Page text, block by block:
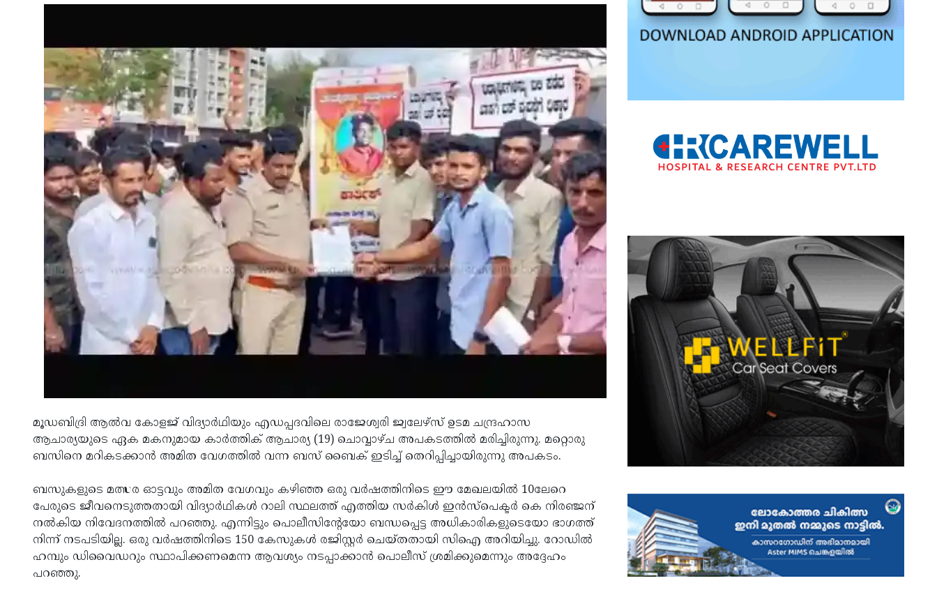
മൂഡബിദ്രി ആൽവ കോളജ് വിദ്യാർഥിയും എഡപ്പദവിലെ രാജേശ്വരി ജ്വലേഴ്സ് ഉടമ ചന്ദ്രഹാസ
ആചാര്യയുടെ ഏക മകനുമായ കാർത്തിക് ആചാര്യ (19) ചൊവ്വാഴ്ച അപകടത്തിൽ മരിച്ചിരുന്നു. മറ്റൊരു
ബസിനെ മറികടക്കാൻ അമിത വേഗത്തിൽ വന്ന ബസ് ബൈക് ഇടിച്ച് തെറിപ്പിച്ചായിരുന്നു അപകടം.
ബസുകളുടെ മത്സര ഓട്ടവും അമിത വേഗവും കഴിഞ്ഞ ഒരു വർഷത്തിനിടെ ഈ മേഖലയിൽ 10ലേറെ
പേരുടെ ജീവനെടുത്തതായി വിദ്യാർഥികൾ റാലി സ്ഥലത്ത് എത്തിയ സർകിൾ ഇൻസ്പെക്ടർ കെ നിരഞ്ജന്
നൽകിയ നിവേദനത്തിൽ പറഞ്ഞു. എന്നിട്ടും പൊലീസിന്റേയോ ബന്ധപ്പെട്ട അധികാരികളുടെയോ ഭാഗത്ത്
നിന്ന് നടപടിയില്ല. ഒരു വർഷത്തിനിടെ 150 കേസുകൾ രജിസ്റ്റർ ചെയ്തതായി സിഐ അറിയിച്ചു. റോഡിൽ
ഹമ്പും ഡിവൈഡറും സ്ഥാപിക്കണമെന്ന ആവശ്യം നടപ്പാക്കാൻ പൊലീസ് ശ്രമിക്കുമെന്നും അദ്ദേഹം
പറഞ്ഞു.